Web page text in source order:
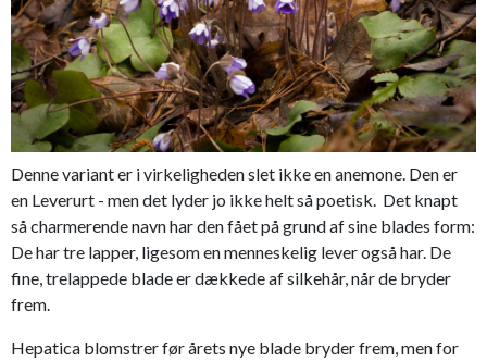
Denne variant er i virkeligheden slet ikke en anemone. Den er
en Leverurt - men det lyder jo ikke helt så poetisk. Det knapt
så charmerende navn har den fået på grund af sine blades form:
De har tre lapper, ligesom en menneskelig lever også har. De
fine, trelappede blade er dækkede af silkehår, når de bryder
frem.
Hepatica blomstrer før årets nye blade bryder frem, men for